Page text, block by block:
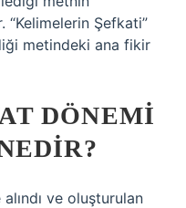
Şefkati”
metindeki ana fikir
DÖNEMI
​​ve oluşturulan